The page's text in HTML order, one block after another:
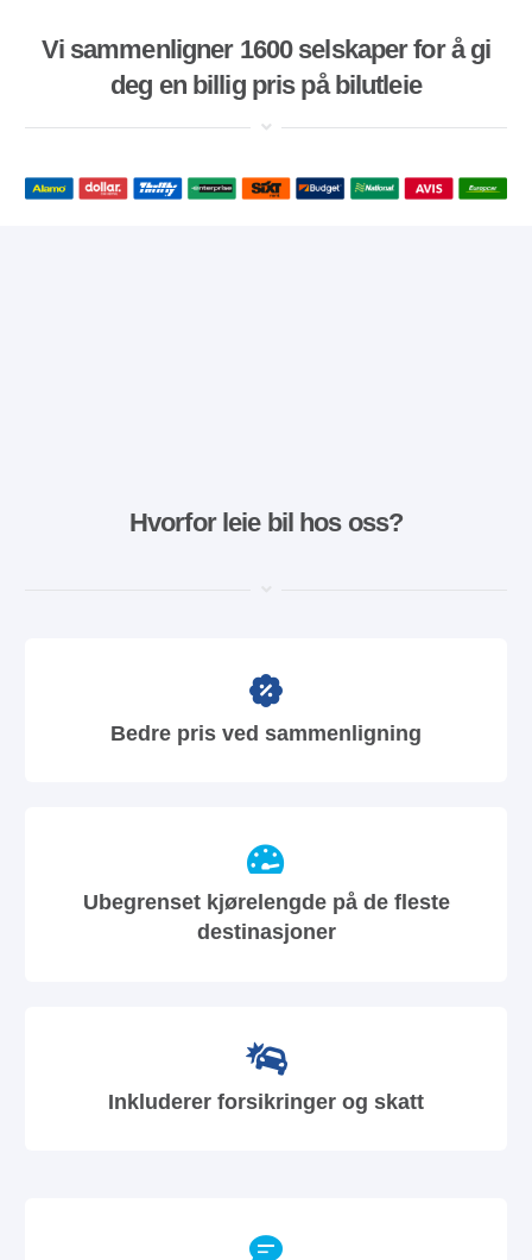
Vi sammenligner 1600 selskaper for å gi
deg en billig pris på bilutleie
Hvorfor leie bil hos oss?
Bedre pris ved sammenligning
Ubegrenset kjørelengde på de fleste
destinasjoner
Inkluderer forsikringer og skatt